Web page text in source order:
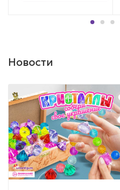
Новости